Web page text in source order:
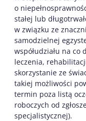
o
stałej lub
w związku ze
samodzielnej
współudziału na
leczenia,
skorzystanie ze
takiej możliwości
termin poza listą
roboczych od
specjalistycznej).